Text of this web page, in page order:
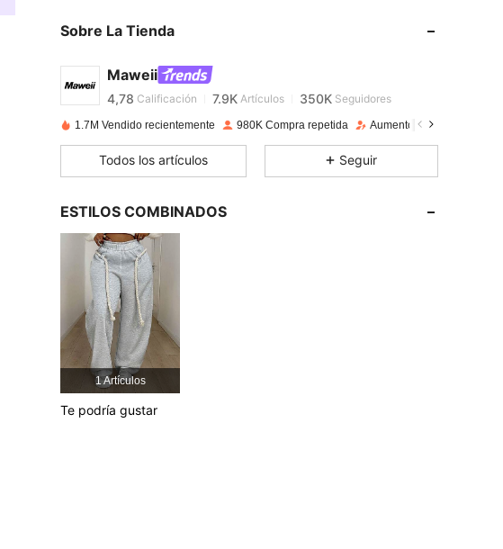
Sobre La Tienda
Maweii
4,78 Calificación 7.9K Artículos 350K Seguidores
4,78 350K
4,78 7.9K
4,78
4,78
4,78
4,78
1.7M Vendido recientemente 980K Compra repetida Aumento de seguidores
Todos los artículos Seguir
ESTILOS COMBINADOS
1 Artículos
Te podría gustar